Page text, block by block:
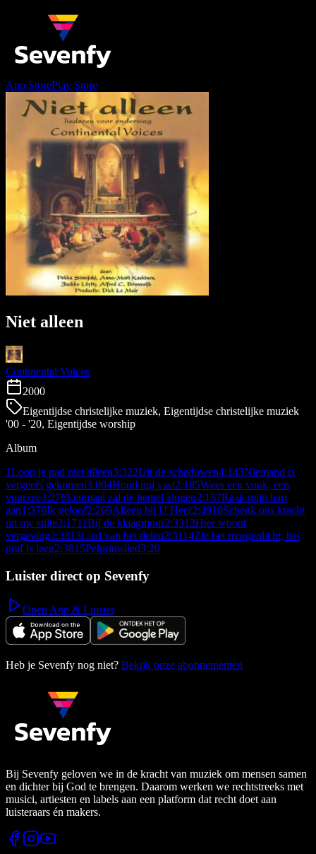
App StorePlay Store
Niet alleen
Continental Voices
2000
Eigentijdse christelijke muziek, Eigentijdse christelijke muziek
'00 - '20, Eigentijdse worship
Album
1Loop je pad niet alleen3:322Uit de schaduwen4:143Niemand is
vergeefs gekomen3:004Houd mij vast2:185Wees een vonk, een
vuurzee3:276Eenmaal zal de hemel zingen2:157Raak mijn hart
aan1:378Ik geloof2:269Alleen bij U Heer2:4910Schenk ons kracht
uit uw stilte3:1711Bij de klaagmuur2:3312Hier woont
vergeving2:3813Lied van het delen2:5114Zie het morgenlicht, het
graf is leeg2:3815Pelgrimslied3:20
Luister direct op Sevenfy
Open App & Luister
Heb je Sevenfy nog niet? Bekijk onze abonnementen
Bij Sevenfy geloven we in de kracht van muziek om mensen samen
en dichter bij God te brengen. Daarom werken we rechtstreeks met
musici, artiesten en labels aan een platform dat recht doet aan
luisteraars én makers.